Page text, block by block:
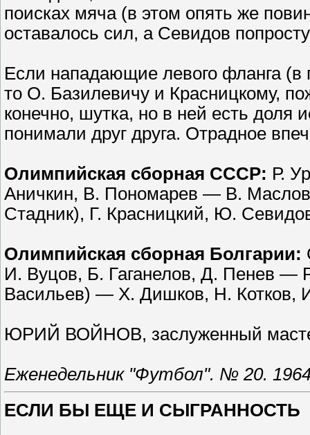
поисках мяча (в этом опять же
оставалось сил, а Севидов
Если нападающие левого фланга (в
то О. Базилевичу и Красницкому,
конечно, шутка, но в ней есть доля
понимали друг друга. Отрадное
Олимпийская сборная СССР: Р.
Аничкин, В. Пономарев — В.
Стадник), Г. Красницкий, Ю.
Олимпийская сборная Болгарии:
И. Вуцов, Б. Гаганелов, Д. Пенев —
Васильев) — X. Дишков, Н. Котков,
ЮРИЙ ВОЙНОВ, заслуженный
Еженедельник "Футбол". № 20.
ЕСЛИ БЫ ЕЩЕ И СЫГРАННОСТЬ